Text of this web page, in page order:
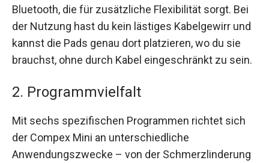
Bluetooth, die für zusätzliche Flexibilität sorgt. Bei
der Nutzung hast du kein lästiges Kabelgewirr und
kannst die Pads genau dort platzieren, wo du sie
brauchst, ohne durch Kabel eingeschränkt zu sein.
2. Programmvielfalt
Mit sechs spezifischen Programmen richtet sich
der Compex Mini an unterschiedliche
Anwendungszwecke – von der Schmerzlinderung